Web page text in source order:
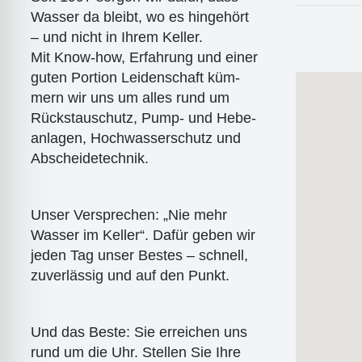
Was­ser da bleibt, wo es hin­ge­hört
– und nicht in Ihrem Kel­ler.
Mit Know-how, Erfah­rung und einer
guten Por­ti­on Lei­den­schaft küm­
mern wir uns um alles rund um
Rückstau­schutz, Pump- und Hebe­
an­la­gen, Hoch­was­ser­schutz und
Abschei­de­tech­nik.
Unser Ver­spre­chen: „Nie mehr
Was­ser im Kel­ler“. Dafür geben wir
jeden Tag unser Bes­tes – schnell,
zuver­läs­sig und auf den Punkt.
Und das Bes­te: Sie errei­chen uns
rund um die Uhr. Stel­len Sie Ihre